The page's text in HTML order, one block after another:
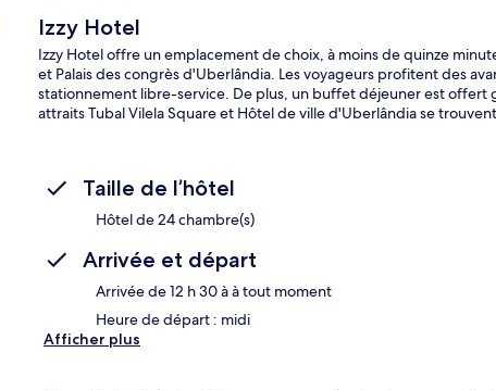
Izzy Hotel
Izzy Hotel offre un emplacement de choix, à moins de quinze
et Palais des congrès d'Uberlândia. Les voyageurs profitent des
stationnement libre-service. De plus, un buffet déjeuner est offert
attraits Tubal Vilela Square et Hôtel de ville d'Uberlândia se
Taille de l’hôtel
Hôtel de 24 chambre(s)
Arrivée et départ
Arrivée de 12 h 30 à à tout moment
Heure de départ : midi
Afficher plus